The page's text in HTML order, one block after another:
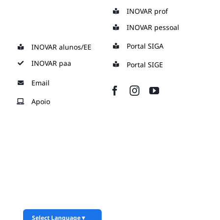
content
INOVAR prof
INOVAR pessoal
INOVAR alunos/EE
INOVAR paa
Portal SIGA
Portal SIGE
Email
Apoio
Select Language▼